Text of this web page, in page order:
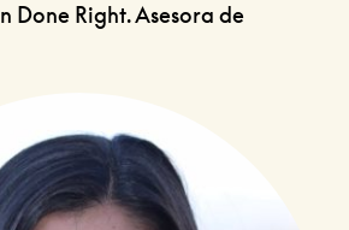
Done Right. Asesora de